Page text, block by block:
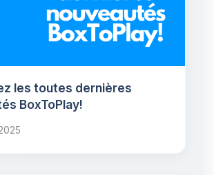
les toutes dernières
BoxToPlay!